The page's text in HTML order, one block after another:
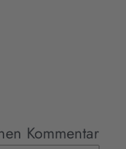
Kommentar